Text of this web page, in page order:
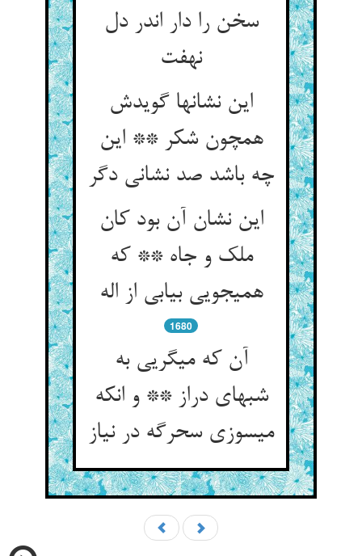
سخن را دار اندر دل
نهفت‏
این نشانها گویدش
همچون شکر ** این
چه باشد صد نشانی دگر
این نشان آن بود کان
ملک و جاه ** که
همی‏جویی بیابی از اله‏
1680
آن که می‏گریی به
شبهای دراز ** و انکه
می‏سوزی سحرگه در نیاز